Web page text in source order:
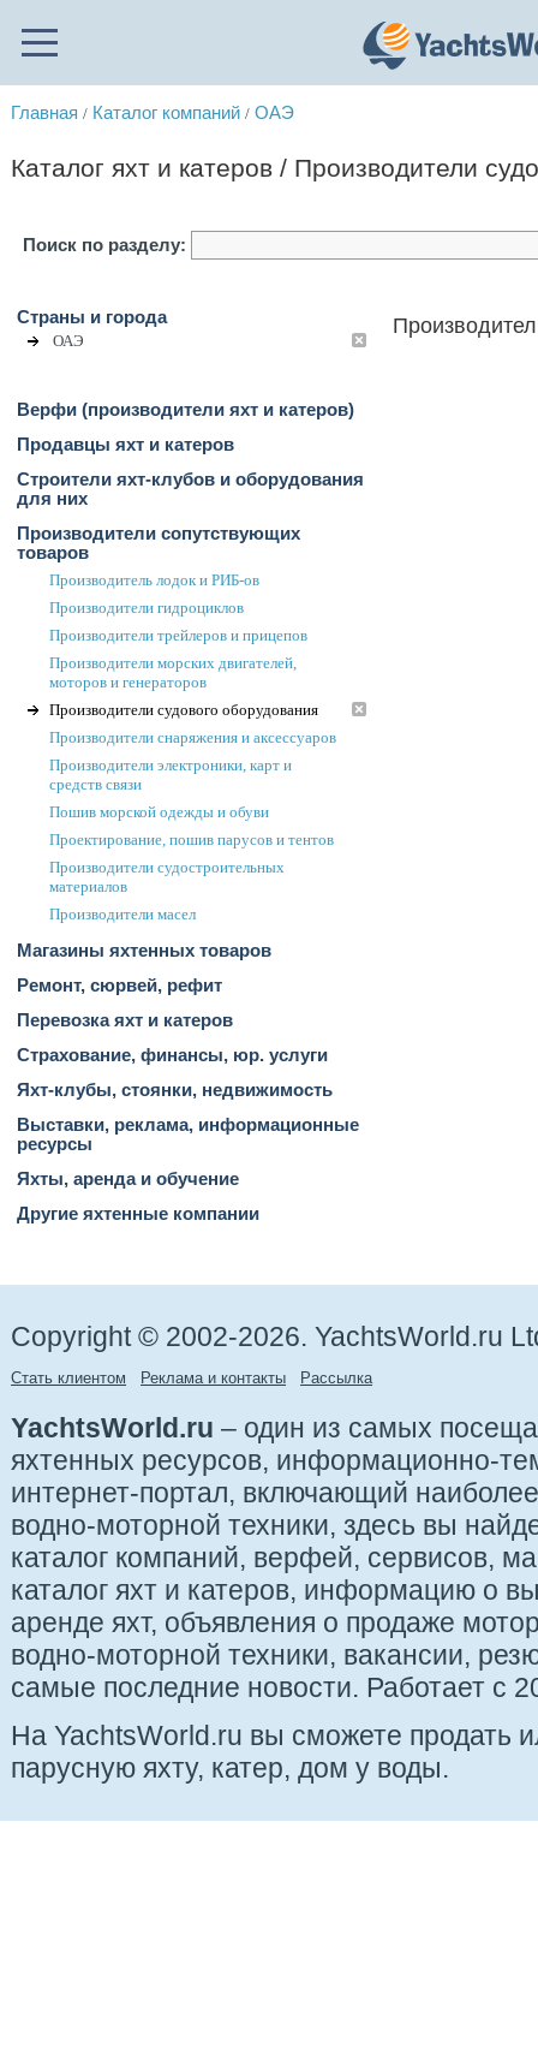
Главная / Каталог компаний / ОАЭ
Каталог яхт и катеров / Производители
Поиск по разделу:
Страны и города
ОАЭ
Верфи (производители яхт и катеров)
Продавцы яхт и катеров
Строители яхт-клубов и оборудования
для них
Производители сопутствующих
товаров
Производитель лодок и РИБ-ов
Производители гидроциклов
Производители трейлеров и прицепов
Производители морских двигателей,
моторов и генераторов
Производители судового оборудования
Производители снаряжения и аксессуаров
Производители электроники, карт и
средств связи
Пошив морской одежды и обуви
Проектирование, пошив парусов и тентов
Производители судостроительных
материалов
Производители масел
Магазины яхтенных товаров
Ремонт, сюрвей, рефит
Перевозка яхт и катеров
Страхование, финансы, юр. услуги
Яхт-клубы, стоянки, недвижимость
Выставки, реклама, информационные
ресурсы
Яхты, аренда и обучение
Другие яхтенные компании
Copyright © 2002-2026. YachtsWorld.ru
Стать клиентом Реклама и контакты Рассылка
YachtsWorld.ru – один из самых
яхтенных ресурсов, информационно-
интернет-портал, включающий
водно-моторной техники, здесь вы
каталог компаний, верфей, сервисов,
каталог яхт и катеров, информацию о
аренде яхт, объявления о продаже
водно-моторной техники, вакансии,
самые последние новости. Работает с
На YachtsWorld.ru вы сможете продать
парусную яхту, катер, дом у воды.